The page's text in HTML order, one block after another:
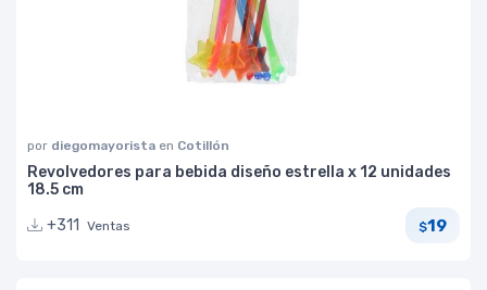
por diegomayorista en Cotillón
Revolvedores para bebida diseño estrella x 12 unidades
18.5 cm
+311
Ventas $19